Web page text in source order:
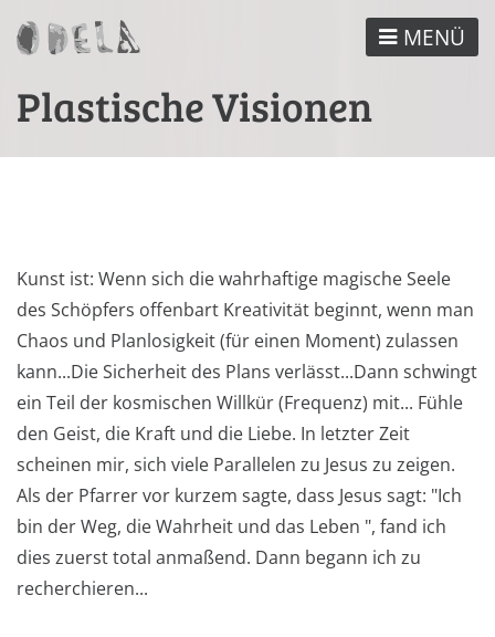
zum
MENÜ
Plastische Visionen
Kunst ist: Wenn sich die wahrhaftige magische Seele
des Schöpfers offenbart Kreativität beginnt, wenn man
Chaos und Planlosigkeit (für einen Moment) zulassen
kann...Die Sicherheit des Plans verlässt...Dann schwingt
ein Teil der kosmischen Willkür (Frequenz) mit... Fühle
den Geist, die Kraft und die Liebe. In letzter Zeit
scheinen mir, sich viele Parallelen zu Jesus zu zeigen.
Als der Pfarrer vor kurzem sagte, dass Jesus sagt: "Ich
bin der Weg, die Wahrheit und das Leben ", fand ich
dies zuerst total anmaßend. Dann begann ich zu
recherchieren...